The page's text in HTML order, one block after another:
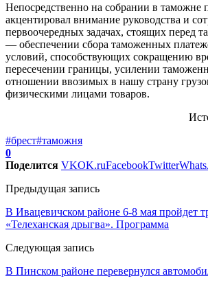
Непосредственно на собрании в таможне
акцентировал внимание руководства и
первоочередных задачах, стоящих перед
— обеспечении сбора таможенных
условий, способствующих сокращению
пересечении границы, усилении
отношении ввозимых в нашу страну
физическими лицами товаров.
#брест#таможня
0
Поделится VKOK.ruFacebookTwitter
Предыдущая запись
В Ивацевичском районе 6-8 мая пройдет
«Телеханская дрыгва». Программа
Следующая запись
В Пинском районе перевернулся